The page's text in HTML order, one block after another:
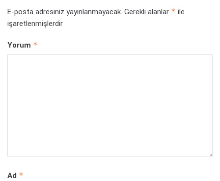
E-posta adresiniz yayınlanmayacak. Gerekli alanlar * ile
işaretlenmişlerdir
Yorum *
Ad *